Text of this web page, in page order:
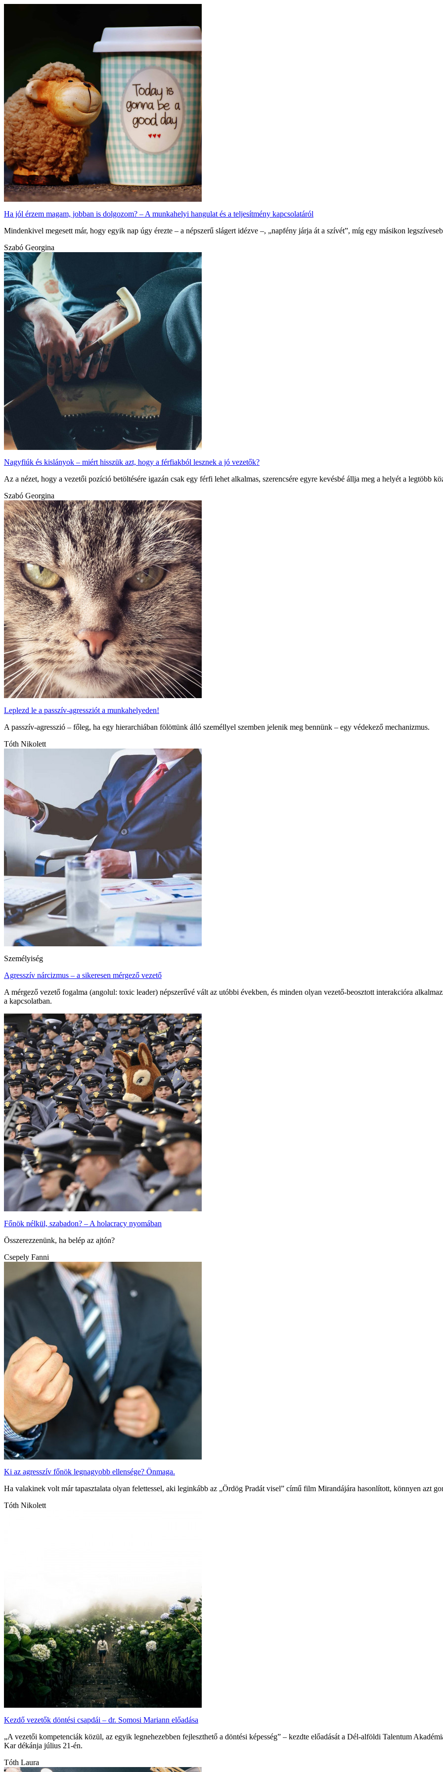
Ha jól érzem magam, jobban is dolgozom? – A munkahelyi hangulat és a teljesítmény kapcsolatáról
Mindenkivel megesett már, hogy egyik nap úgy érezte – a népszerű slágert idézve –, „napfény járja át a szívét”, míg egy másikon
Szabó Georgina
Nagyfiúk és kislányok – miért hisszük azt, hogy a férfiakból lesznek a jó vezetők?
Az a nézet, hogy a vezetői pozíció betöltésére igazán csak egy férfi lehet alkalmas, szerencsére egyre kevésbé állja meg a helyét a legtöbb
Szabó Georgina
Leplezd le a passzív-agressziót a munkahelyeden!
A passzív-agresszió – főleg, ha egy hierarchiában fölöttünk álló személlyel szemben jelenik meg bennünk – egy védekező mechanizmus.
Tóth Nikolett
Személyiség
Agresszív nárcizmus – a sikeresen mérgező vezető
A mérgező vezető fogalma (angolul: toxic leader) népszerűvé vált az utóbbi években, és minden olyan vezető-beosztott interakcióra
a kapcsolatban.
Főnök nélkül, szabadon? – A holacracy nyomában
Összerezzenünk, ha belép az ajtón?
Csepely Fanni
Ki az agresszív főnök legnagyobb ellensége? Önmaga.
Ha valakinek volt már tapasztalata olyan felettessel, aki leginkább az „Ördög Pradát visel” című film Mirandájára hasonlított, könnyen azt
Tóth Nikolett
Kezdő vezetők döntési csapdái – dr. Somosi Mariann előadása
„A vezetői kompetenciák közül, az egyik legnehezebben fejleszthető a döntési képesség” – kezdte előadását a Dél-alföldi Talentum
Kar dékánja július 21-én.
Tóth Laura